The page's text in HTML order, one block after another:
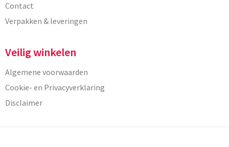
Contact
Verpakken & leveringen
Veilig winkelen
Algemene voorwaarden
Cookie- en Privacyverklaring
Disclaimer